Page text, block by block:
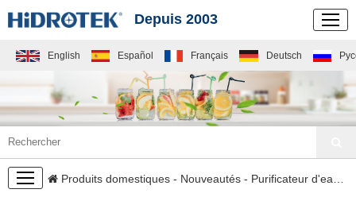
Depuis 2003
English Español Français Deutsch
NOUVEAUTÉS
Produits domestiques - Nouveautés - Purificateur d'eau